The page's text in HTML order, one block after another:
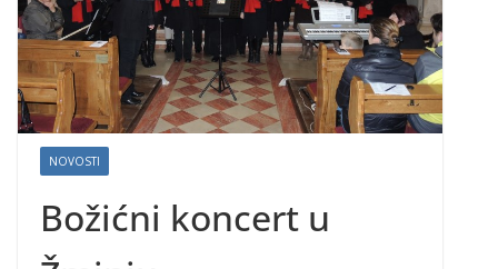
NOVOSTI
Božićni koncert u